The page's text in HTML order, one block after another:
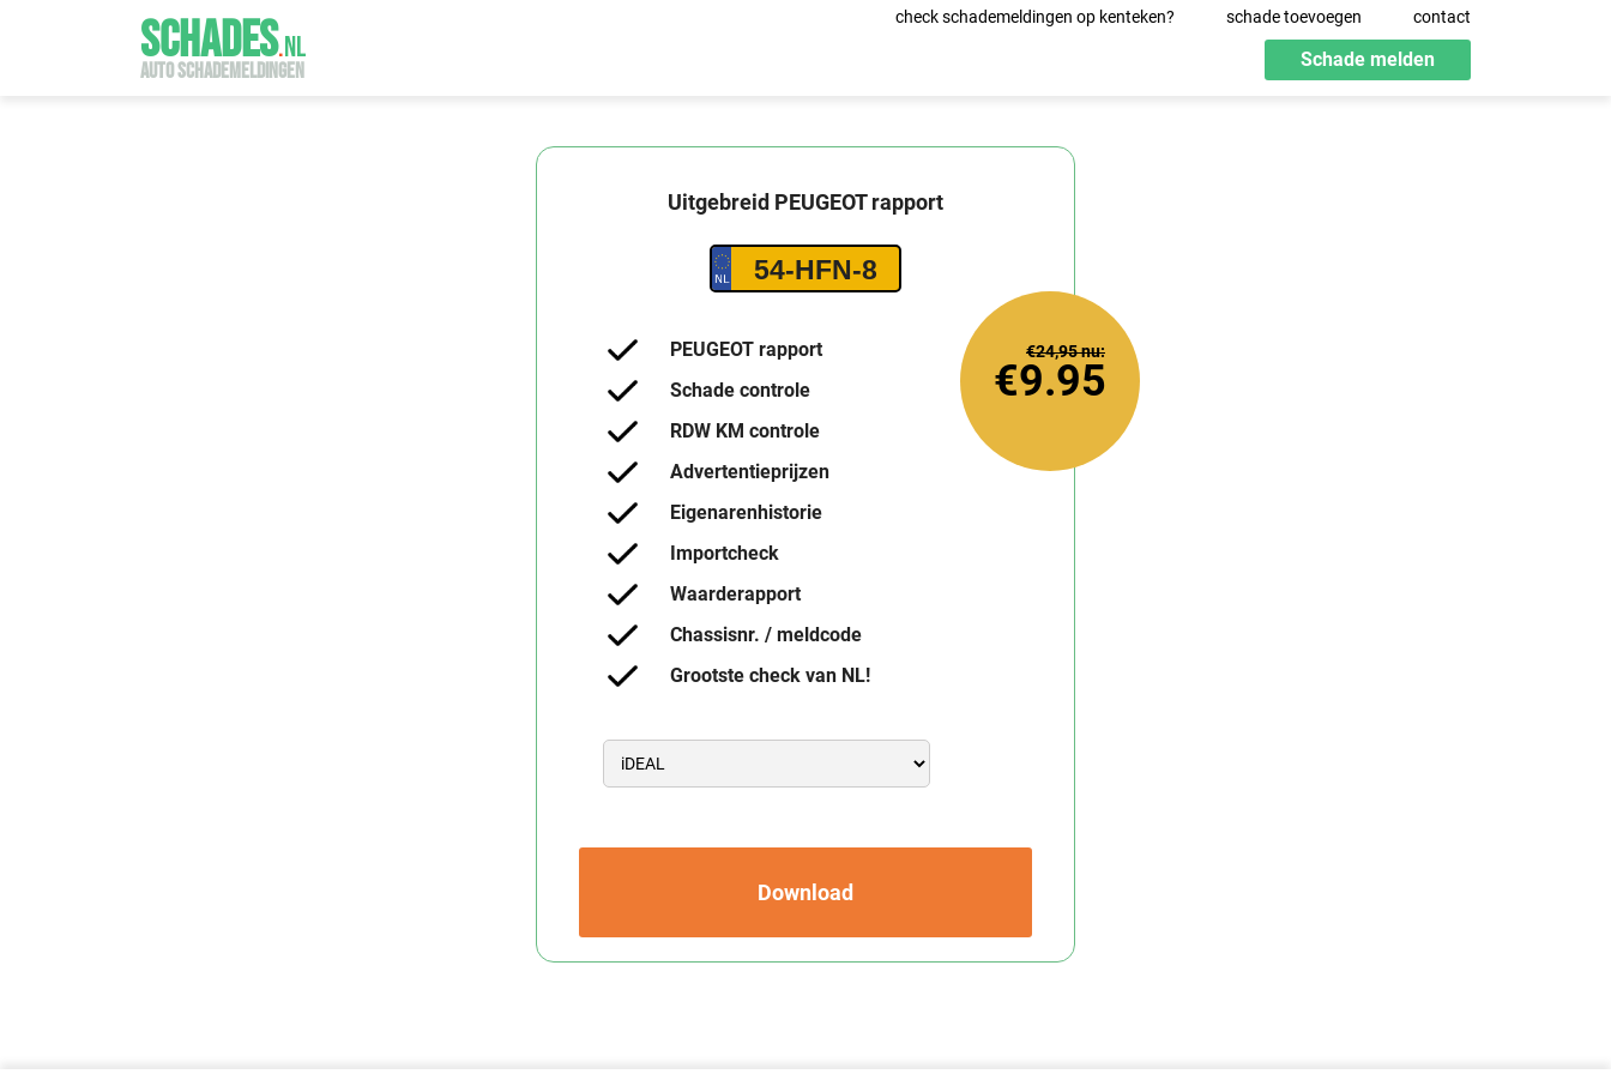
SCHADES.NL
AUTO SCHADEMELDINGEN
check schademeldingen op kenteken? schade toevoegen contact
Schade melden
Uitgebreid PEUGEOTrapport
54-HFN-8
PEUGEOT rapport
Schade controle
RDW KM controle
Advertentieprijzen
Eigenarenhistorie
Importcheck
Waarderapport
Chassisnr. / meldcode
Grootste check van NL!
Download
€9.95
€24,95nu: